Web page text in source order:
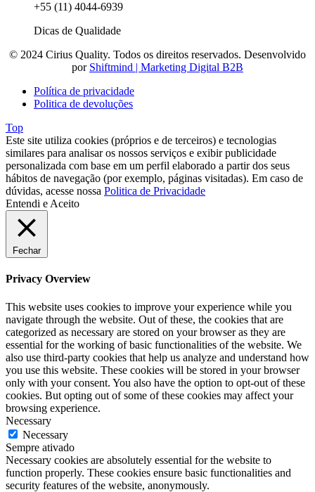
+55 (11) 4044-6939
Dicas de Qualidade
© 2024 Cirius Quality. Todos os direitos reservados. Desenvolvido
por Shiftmind | Marketing Digital B2B
Política de privacidade
Politica de devoluções
Top
Este site utiliza cookies (próprios e de terceiros) e tecnologias
similares para analisar os nossos serviços e exibir publicidade
personalizada com base em um perfil elaborado a partir dos seus
hábitos de navegação (por exemplo, páginas visitadas). Em caso de
dúvidas, acesse nossa Politica de Privacidade
Entendi e Aceito
Fechar
Privacy Overview
This website uses cookies to improve your experience while you
navigate through the website. Out of these, the cookies that are
categorized as necessary are stored on your browser as they are
essential for the working of basic functionalities of the website. We
also use third-party cookies that help us analyze and understand how
you use this website. These cookies will be stored in your browser
only with your consent. You also have the option to opt-out of these
cookies. But opting out of some of these cookies may affect your
browsing experience.
Necessary
Necessary
Sempre ativado
Necessary cookies are absolutely essential for the website to
function properly. These cookies ensure basic functionalities and
security features of the website, anonymously.